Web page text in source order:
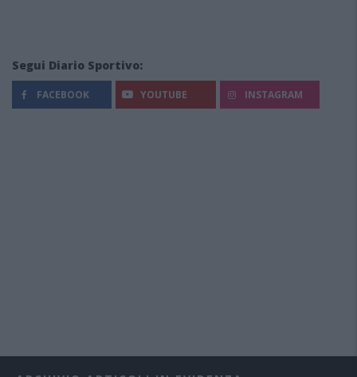
Segui Diario Sportivo:
FACEBOOK YOUTUBE INSTAGRAM